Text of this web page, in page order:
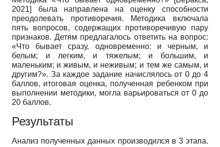
2021]
была направлена на оценку способности
преодолевать противоречия. Методика включала
пять вопросов, содержащих противоречивую пару
признаков. Детям предлагалось ответить на вопрос:
«Что бывает сразу, одновременно: и черным, и
белым; и легким, и тяжелым; и большим, и
маленьким; и живым, и неживым; и тем же самым, и
другим?». За каждое задание начислялось от 0 до 4
баллов, итоговая оценка, полученная ребенком при
выполнении методики, могла варьироваться от 0 до
20 баллов.
Результаты
Анализ полученных данных производился в 3 этапа.